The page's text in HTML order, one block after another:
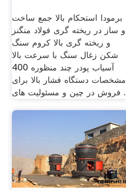
برمودا استحکام بالا جمع ساخت
و ساز در ریخته گری فولاد منگنز
و ریخته گری بالا کروم سنگ
شکن زغال سنگ با سرعت بالا
آسیاب پودر چند منظوره 400
مشخصات دستگاه فشار بالا برای
فروش در چین و مسئولیت های .